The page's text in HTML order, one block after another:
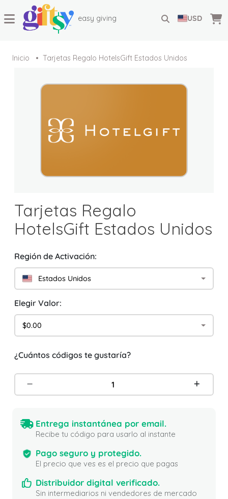
easy giving USD
Inicio Tarjetas Regalo HotelsGift Estados Unidos
Tarjetas Regalo
HotelsGift Estados Unidos
Región de Activación:
Estados Unidos
Elegir Valor:
$0.00
¿Cuántos códigos te gustaría?
Entrega instantánea por email.
Recibe tu código para usarlo al instante
Pago seguro y protegido.
El precio que ves es el precio que pagas
Distribuidor digital verificado.
Sin intermediarios ni vendedores de mercado